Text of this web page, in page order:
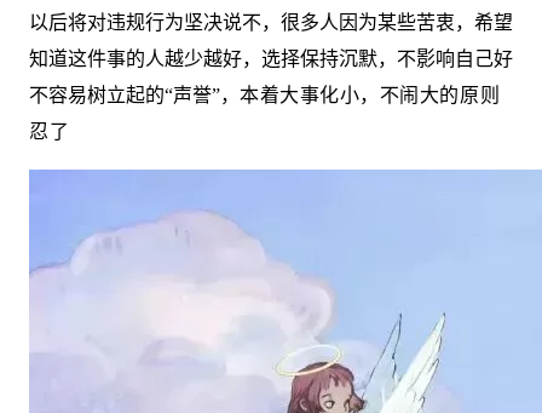
以后将对违规行为坚决说不，很多人因为某些苦衷，希望
知道这件事的人越少越好，选择保持沉默，不影响自己好
不容易树立起的“声誉”， 本着大事化小，不闹大的原则
忍了